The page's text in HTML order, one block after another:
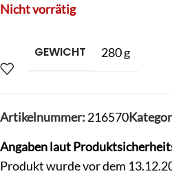
Nicht vorrätig
GEWICHT 280 g
Artikelnummer: 216570
Angaben laut
Produkt wurde vor dem